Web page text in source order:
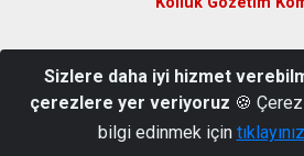
İSTANBUL
(0212) 232 50 50
Sizlere daha iyi hizmet
çerezlere yer veriyoruz 🍪
bilgi edinmek için tıklayınız